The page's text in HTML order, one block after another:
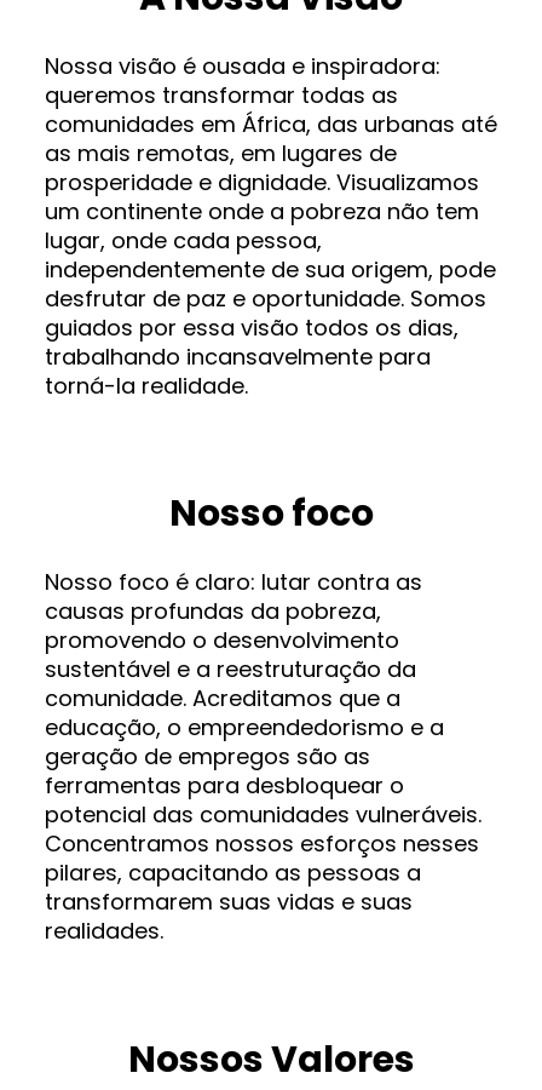
Nossa visão é ousada e inspiradora:
queremos transformar todas as
comunidades em África, das urbanas até
as mais remotas, em lugares de
prosperidade e dignidade. Visualizamos
um continente onde a pobreza não tem
lugar, onde cada pessoa,
independentemente de sua origem, pode
desfrutar de paz e oportunidade. Somos
guiados por essa visão todos os dias,
trabalhando incansavelmente para
torná-la realidade.
Nosso foco
Nosso foco é claro: lutar contra as
causas profundas da pobreza,
promovendo o desenvolvimento
sustentável e a reestruturação da
comunidade. Acreditamos que a
educação, o empreendedorismo e a
geração de empregos são as
ferramentas para desbloquear o
potencial das comunidades vulneráveis.
Concentramos nossos esforços nesses
pilares, capacitando as pessoas a
transformarem suas vidas e suas
realidades.
Nossos Valores